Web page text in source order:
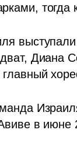
тогда
Диана
в июне